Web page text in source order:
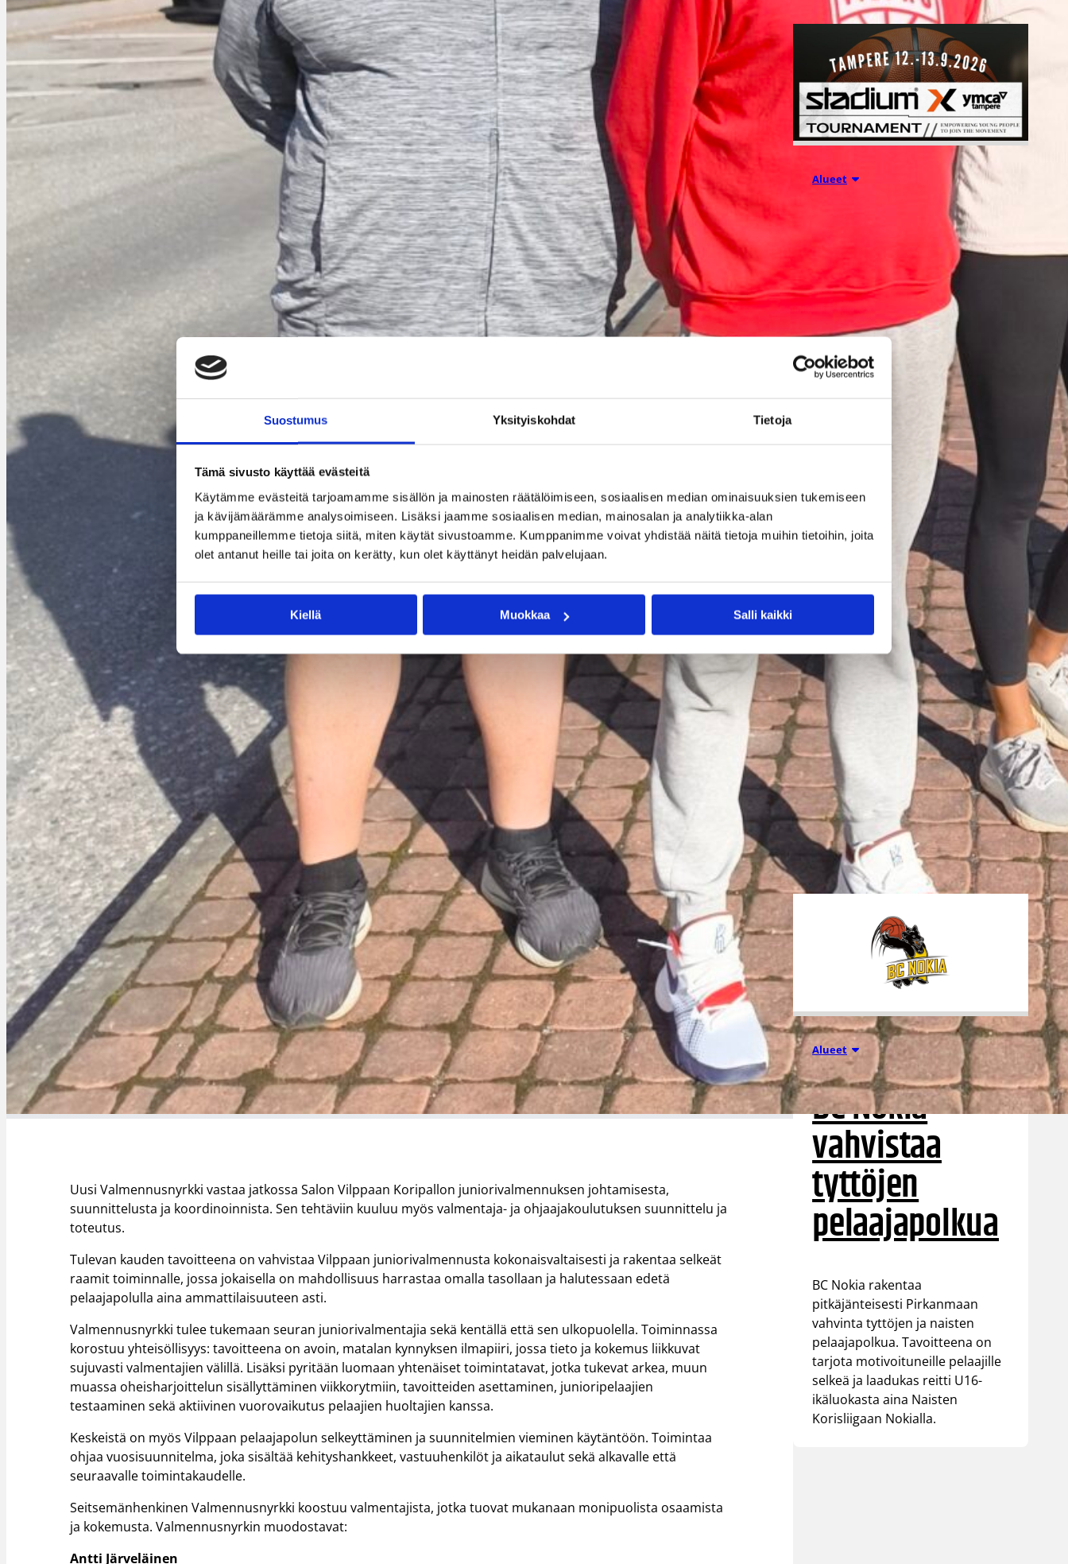
Suostumus Yksityiskohdat Tietoja
Tämä sivusto käyttää evästeitä
Käytämme evästeitä tarjoamamme sisällön ja mainosten räätälöimiseen, sosiaalisen median ominaisuuksien tukemiseen
ja kävijämäärämme analysoimiseen. Lisäksi jaamme sosiaalisen median, mainosalan ja analytiikka-alan
kumppaneillemme tietoja siitä, miten käytät sivustoamme. Kumppanimme voivat yhdistää näitä tietoja muihin tietoihin, joita
olet antanut heille tai joita on kerätty, kun olet käyttänyt heidän palvelujaan.
Kiellä Muokkaa Salli kaikki
Uusi Valmennusnyrkki vastaa jatkossa Salon Vilppaan Koripallon juniorivalmennuksen johtamisesta,
suunnittelusta ja koordinoinnista. Sen tehtäviin kuuluu myös valmentaja- ja ohjaajakoulutuksen suunnittelu ja
toteutus.
Tulevan kauden tavoitteena on vahvistaa Vilppaan juniorivalmennusta kokonaisvaltaisesti ja rakentaa selkeät
raamit toiminnalle, jossa jokaisella on mahdollisuus harrastaa omalla tasollaan ja halutessaan edetä
pelaajapolulla aina ammattilaisuuteen asti.
Valmennusnyrkki tulee tukemaan seuran juniorivalmentajia sekä kentällä että sen ulkopuolella. Toiminnassa
korostuu yhteisöllisyys: tavoitteena on avoin, matalan kynnyksen ilmapiiri, jossa tieto ja kokemus liikkuvat
sujuvasti valmentajien välillä. Lisäksi pyritään luomaan yhtenäiset toimintatavat, jotka tukevat arkea, muun
muassa oheisharjoittelun sisällyttäminen viikkorytmiin, tavoitteiden asettaminen, junioripelaajien
testaaminen sekä aktiivinen vuorovaikutus pelaajien huoltajien kanssa.
Keskeistä on myös Vilppaan pelaajapolun selkeyttäminen ja suunnitelmien vieminen käytäntöön. Toimintaa
ohjaa vuosisuunnitelma, joka sisältää kehityshankkeet, vastuuhenkilöt ja aikataulut sekä alkavalle että
seuraavalle toimintakaudelle.
Seitsemänhenkinen Valmennusnyrkki koostuu valmentajista, jotka tuovat mukanaan monipuolista osaamista
ja kokemusta. Valmennusnyrkin muodostavat:
Antti Järveläinen
Alueet
Stadium-
turnaukseen
Tampereelle
yli 200
joukkuetta –
juniorikoripall
suurtapahtum
a pelataan
syyskuussa
YMCA Tampereen järjestämä
Stadium-turnaus on kohonnut
uudelle sataluvulle. Tampereella
pelataan 12.–13. syyskuuta yksi
Suomen suurimmista ja
Pirkanmaan suurin
juniorikoripalloturnaus, kun
Stadium-turnaus kokoaa yhteen
yli 200 joukkuetta eri puolilta
maata. Kahden päivän aikana
kentillä pelataan satoja otteluita.
Alueet 28.07.2026 15:54
BC Nokia
vahvistaa
tyttöjen
pelaajapolkua
BC Nokia rakentaa
pitkäjänteisesti Pirkanmaan
vahvinta tyttöjen ja naisten
pelaajapolkua. Tavoitteena on
tarjota motivoituneille pelaajille
selkeä ja laadukas reitti U16-
ikäluokasta aina Naisten
Korisliigaan Nokialla.